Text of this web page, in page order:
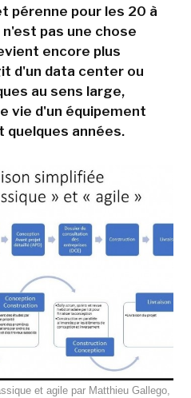
pérenne pour les 20 à
pas une chose
encore plus
d'un data center ou
au sens large,
vie d'un équipement
quelques années.
et agile par Matthieu Gallego,